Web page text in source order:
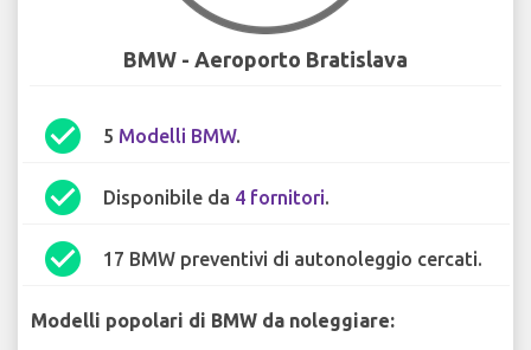
BMW - Aeroporto Bratislava
check_circle 5 Modelli BMW.
check_circle Disponibile da 4 fornitori.
check_circle 17 BMW preventivi di autonoleggio cercati.
Modelli popolari di BMW da noleggiare: